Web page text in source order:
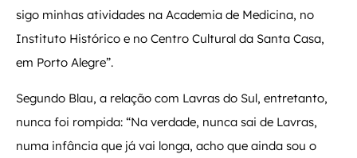
sigo minhas atividades na Academia de Medicina, no
Instituto Histórico e no Centro Cultural da Santa Casa,
em Porto Alegre”.
Segundo Blau, a relação com Lavras do Sul, entretanto,
nunca foi rompida: “Na verdade, nunca sai de Lavras,
numa infância que já vai longa, acho que ainda sou o